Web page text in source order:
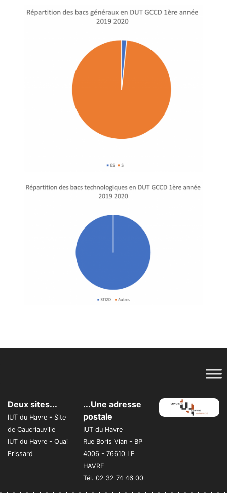
Deux sites...
IUT du Havre - Site
de Caucriauville
IUT du Havre - Quai
Frissard
...Une adresse
postale
IUT du Havre
Rue Boris Vian - BP
4006 - 76610 LE
HAVRE
Tél. 02 32 74 46 00